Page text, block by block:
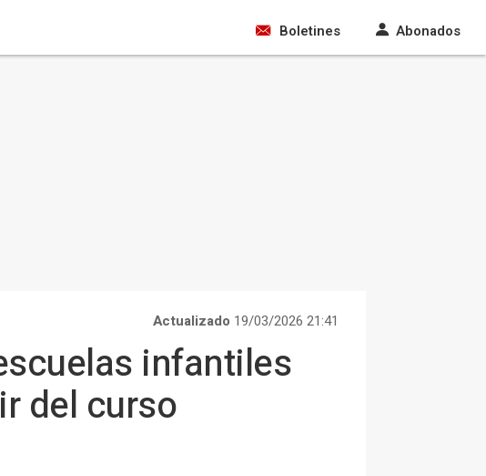
Boletines Abonados
Actualizado 19/03/2026 21:41
infantiles
del curso